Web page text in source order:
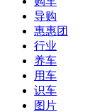
导购
惠惠团
行业
养车
用车
识车
图片